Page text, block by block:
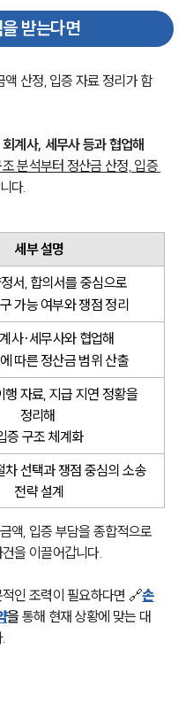
개
받는다면
산정, 입증 자료 정리가 함
계사, 세무사 등과 협업해
조 분석부터 정산금 산정, 입증
다.
세부 설명
서, 합의서를 중심으로
가능 여부와 쟁점 정리
사·세무사와 협업해
따른 정산금 범위 산출
행 자료, 지급 지연 정황을
정리해
증 구조 체계화
차 선택과 쟁점 중심의 소송
전략 설계
액, 입증 부담을 종합적으로
을 이끌어갑니다.
인 조력이 필요하다면 🔗손
을 통해 현재 상황에 맞는 대